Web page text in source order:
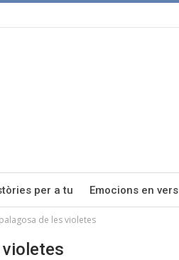
per a tu Emocions en vers
de les violetes
violetes